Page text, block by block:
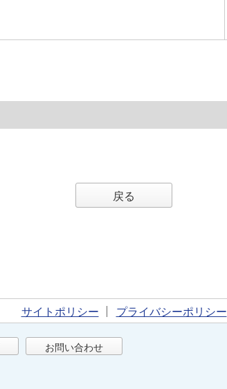
戻る
サイトポリシー プライバシーポリシー
お問い合わせ